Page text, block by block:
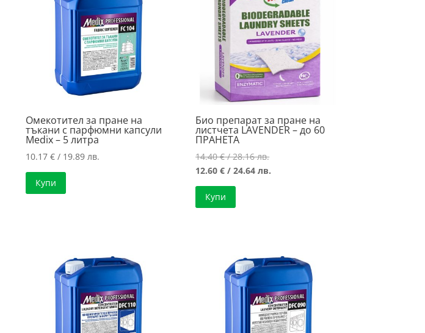
Омекотител за пране на
тъкани с парфюмни капсули
Medix – 5 литра
10.17€ / 19.89 лв.
Купи
Био препарат за пране на
листчета LAVENDER – до 60
ПРАНЕТА
14.40€/ 28.16 лв.Original
price
12.60€ / 24.64 лв.
Купи